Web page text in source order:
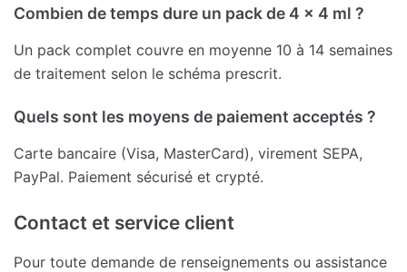
Combien de temps dure un pack de 4 x 4 ml ?
Un pack complet couvre en moyenne 10 à 14 semaines
de traitement selon le schéma prescrit.
Quels sont les moyens de paiement acceptés ?
Carte bancaire (Visa, MasterCard), virement SEPA,
PayPal. Paiement sécurisé et crypté.
Contact et service client
Pour toute demande de renseignements ou assistance